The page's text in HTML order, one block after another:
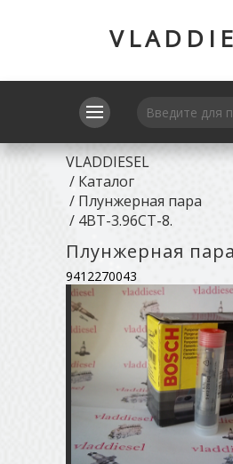
VLADDIESEL
/ Каталог
/ Плунжерная пара
/ 4BT-3.96CT-8.
Плунжерная пара
9412270043